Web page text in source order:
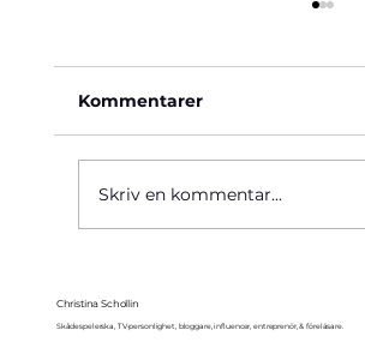
Kommentarer
Skriv en kommentar...
Christina Schollin
Skådespelerska, TV-personlighet, bloggare, influencer, entreprenör, & föreläsare.